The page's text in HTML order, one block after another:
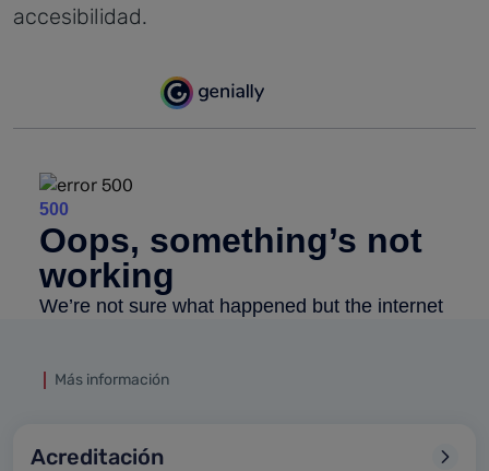
accesibilidad.
Más información
Acreditación